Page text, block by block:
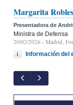
Margarita Robles
Presentadora de
Ministra de Defensa
20/02/2026 - Madrid,
Información del